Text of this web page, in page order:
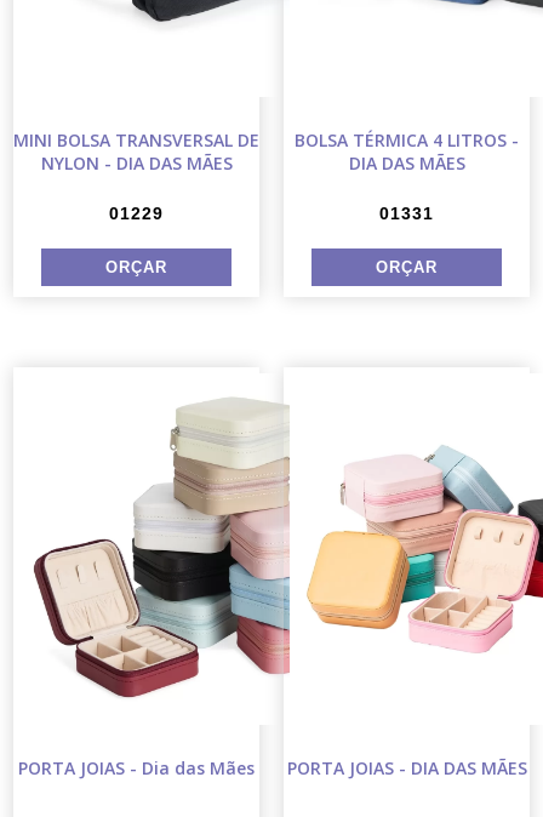
MINI BOLSA TRANSVERSAL DE
NYLON - DIA DAS MÃES
01229
BOLSA TÉRMICA 4 LITROS -
DIA DAS MÃES
01331
PORTA JOIAS - Dia das Mães PORTA JOIAS - DIA DAS MÃES